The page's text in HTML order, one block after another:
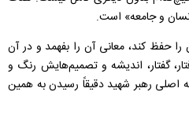
و جامعه» است.
حفظ کند، معانی آن را بفهمد و در آن
گفتار، اندیشه و تصمیم‌هایش رنگ و
اصلی رهبر شهید دقیقاً رسیدن به همین